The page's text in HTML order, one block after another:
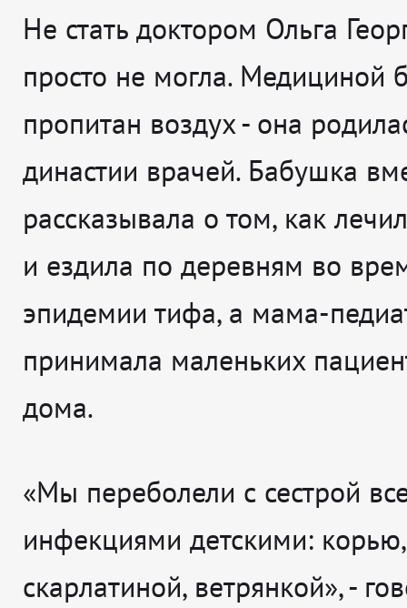
Не стать доктором Ольга
просто не могла. Медициной
пропитан воздух - она
династии врачей. Бабушка
рассказывала о том, как
и ездила по деревням во
эпидемии тифа, а мама-
принимала маленьких
дома.
«Мы переболели с сестрой
инфекциями детскими: корью,
скарлатиной, ветрянкой», -